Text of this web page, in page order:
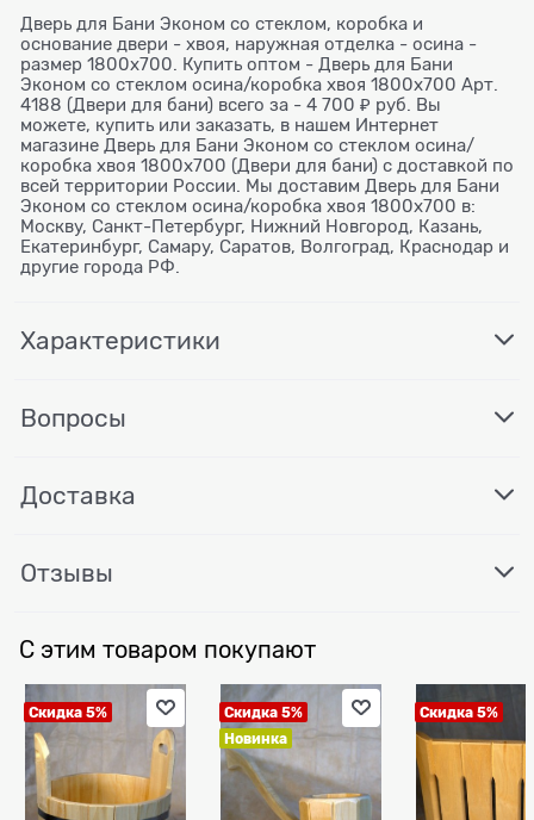
Дверь для Бани Эконом со стеклом, коробка и
основание двери - хвоя, наружная отделка - осина -
размер 1800х700. Купить оптом - Дверь для Бани
Эконом со стеклом осина/коробка хвоя 1800х700 Арт.
4188 (Двери для бани) всего за - 4 700 ₽ руб. Вы
можете, купить или заказать, в нашем Интернет
магазине Дверь для Бани Эконом со стеклом осина/
коробка хвоя 1800х700 (Двери для бани) с доставкой по
всей территории России. Мы доставим Дверь для Бани
Эконом со стеклом осина/коробка хвоя 1800х700 в:
Москву, Санкт-Петербург, Нижний Новгород, Казань,
Екатеринбург, Самару, Саратов, Волгоград, Краснодар и
другие города РФ.
Характеристики
Вопросы
Доставка
Отзывы
С этим товаром покупают
Скидка 5%
Скидка 5%
Новинка
Скидка 5%